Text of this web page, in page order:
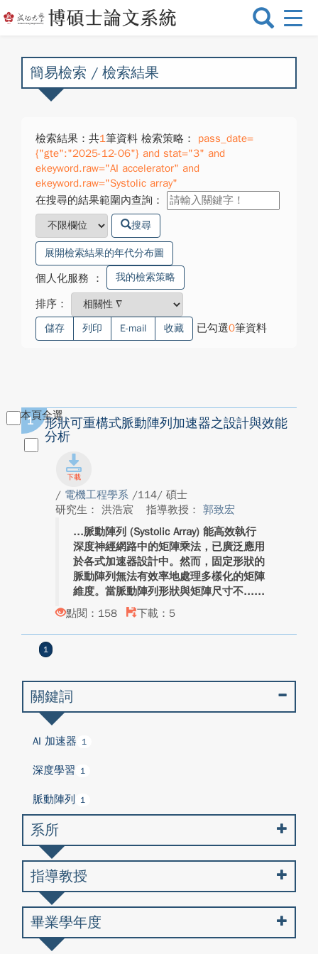
選
換
簡易檢索 / 檢索結果
檢索結果：共1筆資料 檢索策略：
pass_date=
{"gte":"2025-12-06"} and stat="3" and
ekeyword.raw="AI accelerator" and
ekeyword.raw="Systolic array"
在搜尋的結果範圍內查詢：
搜尋
展開檢索結果的年代分布圖
個人化服務 ： 我的檢索策略
排序：
儲存 列印 E-mail 收藏 已勾選0筆資料
本頁全選
1
形狀可重構式脈動陣列加速器之設計與效能
分析
/ 電機工程學系 /114/ 碩士
研究生： 洪浩宸
指導教授： 郭致宏
脈動陣列 (Systolic Array) 能高效執行
深度神經網路中的矩陣乘法，已廣泛應用
於各式加速器設計中。然而，固定形狀的
脈動陣列無法有效率地處理多樣化的矩陣
維度。當脈動陣列形狀與矩陣尺寸不...
點閱：158
下載：5
1
關鍵詞
AI 加速器 1
深度學習 1
脈動陣列 1
系所
指導教授
畢業學年度